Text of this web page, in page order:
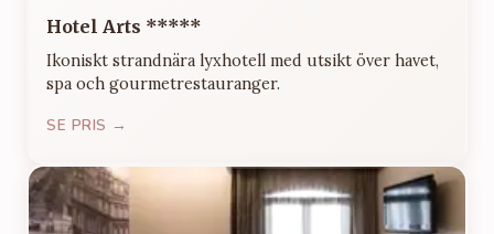
Hotel Arts *****
Ikoniskt strandnära lyxhotell med utsikt över havet,
spa och gourmetrestauranger.
SE PRIS →